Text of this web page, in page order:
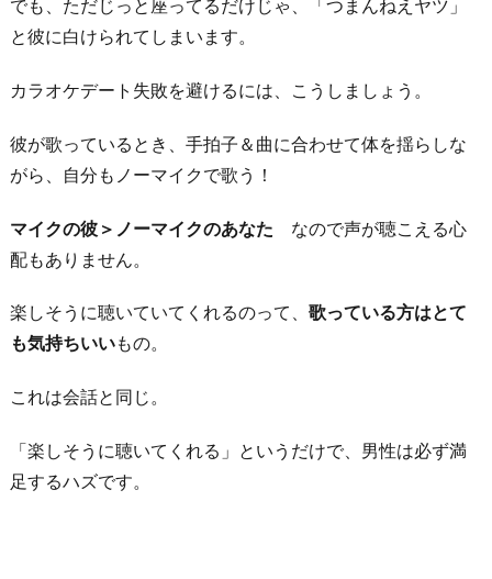
でも、ただじっと座ってるだけじゃ、「つまんねえヤツ」
と彼に白けられてしまいます。
カラオケデート失敗を避けるには、こうしましょう。
彼が歌っているとき、手拍子＆曲に合わせて体を揺らしな
がら、自分もノーマイクで歌う！
マイクの彼＞ノーマイクのあなた なので声が聴こえる心
配もありません。
楽しそうに聴いていてくれるのって、 歌っている方はとて
も気持ちいいもの。
これは会話と同じ。
「楽しそうに聴いてくれる」というだけで、男性は必ず満
足するハズです。